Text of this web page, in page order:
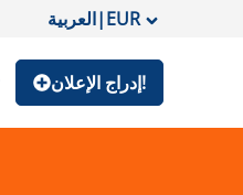
العربية|EUR
إدراج الإعلان!